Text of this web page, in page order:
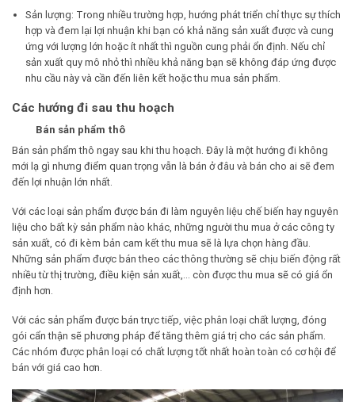
Sản lượng: Trong nhiều trường hợp, hướng phát triển chỉ thực sự thích
hợp và đem lại lợi nhuận khi bạn có khả năng sản xuất được và cung
ứng với lượng lớn hoặc ít nhất thì nguồn cung phải ổn định. Nếu chỉ
sản xuất quy mô nhỏ thì nhiều khả năng bạn sẽ không đáp ứng được
nhu cầu này và cần đến liên kết hoặc thu mua sản phẩm.
Các hướng đi sau thu hoạch
Bán sản phẩm thô
Bán sản phẩm thô ngay sau khi thu hoạch. Đây là một hướng đi không
mới lạ gì nhưng điểm quan trọng vẫn là bán ở đâu và bán cho ai sẽ đem
đến lợi nhuận lớn nhất.
Với các loại sản phẩm được bán đi làm nguyên liệu chế biến hay nguyên
liệu cho bất kỳ sản phẩm nào khác, những người thu mua ở các công ty
sản xuất, có đi kèm bản cam kết thu mua sẽ là lựa chọn hàng đầu.
Những sản phẩm được bán theo các thông thường sẽ chịu biến động rất
nhiều từ thị trường, điều kiện sản xuất,… còn được thu mua sẽ có giá ổn
định hơn.
Với các sản phẩm được bán trực tiếp, việc phân loại chất lượng, đóng
gói cẩn thận sẽ phương pháp để tăng thêm giá trị cho các sản phẩm.
Các nhóm được phân loại có chất lượng tốt nhất hoàn toàn có cơ hội để
bán với giá cao hơn.